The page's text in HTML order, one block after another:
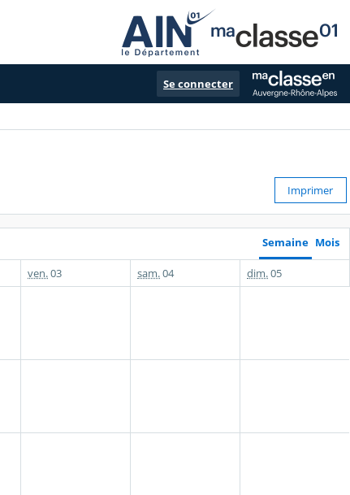
Se connecter
Imprimer
Semaine Mois
ven.03 sam.04 dim.05